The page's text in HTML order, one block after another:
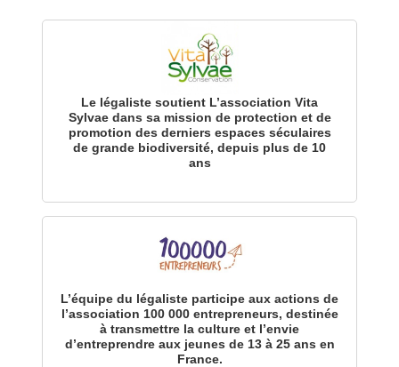
Le légaliste soutient L’association Vita
Sylvae dans sa mission de protection et de
promotion des derniers espaces séculaires
de grande biodiversité, depuis plus de 10
ans
L’équipe du légaliste participe aux actions de
l’association 100 000 entrepreneurs, destinée
à transmettre la culture et l’envie
d’entreprendre aux jeunes de 13 à 25 ans en
France.